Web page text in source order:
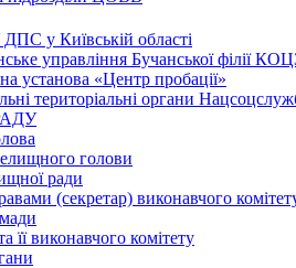
у Київській області
управління Бучанської філії
установа «Центр пробації»
територіальні органи
голови
ради
(секретар) виконавчого
її виконавчого комітету